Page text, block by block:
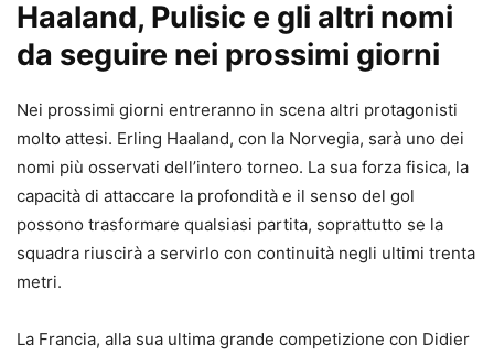
Haaland, Pulisic e gli altri nomi
da seguire nei prossimi giorni
Nei prossimi giorni entreranno in scena altri protagonisti
molto attesi. Erling Haaland, con la Norvegia, sarà uno dei
nomi più osservati dell’intero torneo. La sua forza fisica, la
capacità di attaccare la profondità e il senso del gol
possono trasformare qualsiasi partita, soprattutto se la
squadra riuscirà a servirlo con continuità negli ultimi trenta
metri.
La Francia, alla sua ultima grande competizione con Didier